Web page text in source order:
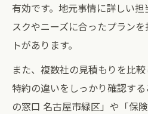
有効です。地元事情に詳しい
スクやニーズに合ったプラン
トがあります。
また、複数社の見積もりを比較
特約の違いをしっかり確認す
の窓口 名古屋市緑区」や「保